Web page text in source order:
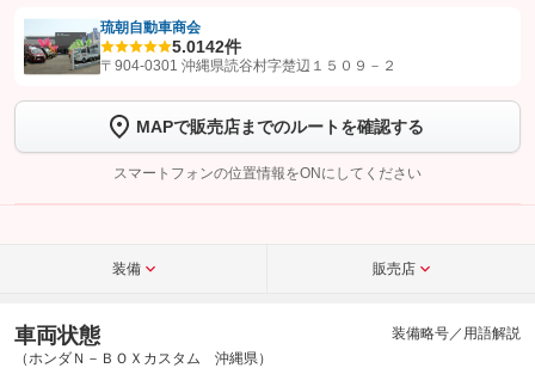
【STEP1】認証画面でグーネットを友だち追加してから「許可する」ボタンを押
トーク画面で
ボタンをタップして問い合わせを
完了してください。
こちら
琉朝自動車商会
5.0142件
〒904-0301 沖縄県読谷村字楚辺１５０９－２
MAPで販売店までのルートを確認する
スマートフォンの位置情報をONにしてください
装備 販売店
車両状態
（ホンダＮ－ＢＯＸカスタム 沖縄県）
装備略号／用語解説